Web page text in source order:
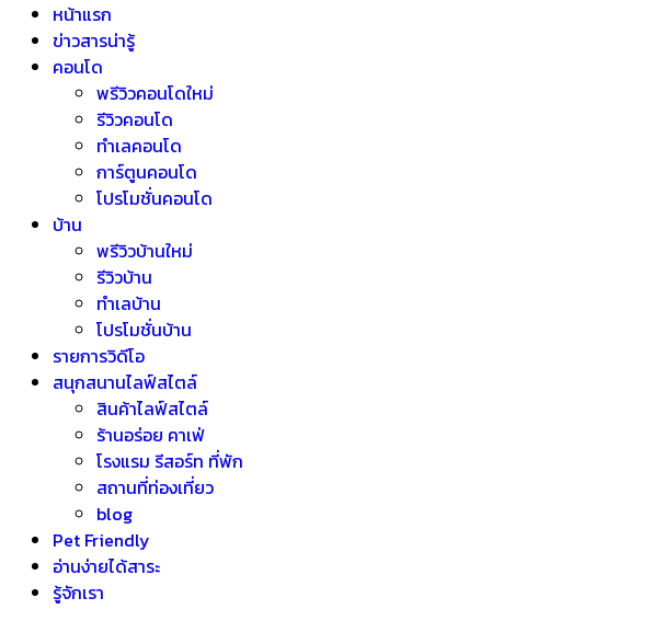
หน้าแรก
ข่าวสารน่ารู้
คอนโด
พรีวิวคอนโดใหม่
รีวิวคอนโด
ทำเลคอนโด
การ์ตูนคอนโด
โปรโมชั่นคอนโด
บ้าน
พรีวิวบ้านใหม่
รีวิวบ้าน
ทำเลบ้าน
โปรโมชั่นบ้าน
รายการวิดีโอ
สนุกสนานไลฟ์สไตล์
สินค้าไลฟ์สไตล์
ร้านอร่อย คาเฟ่
โรงแรม รีสอร์ท ที่พัก
สถานที่ท่องเที่ยว
blog
Pet Friendly
อ่านง่ายได้สาระ
รู้จักเรา